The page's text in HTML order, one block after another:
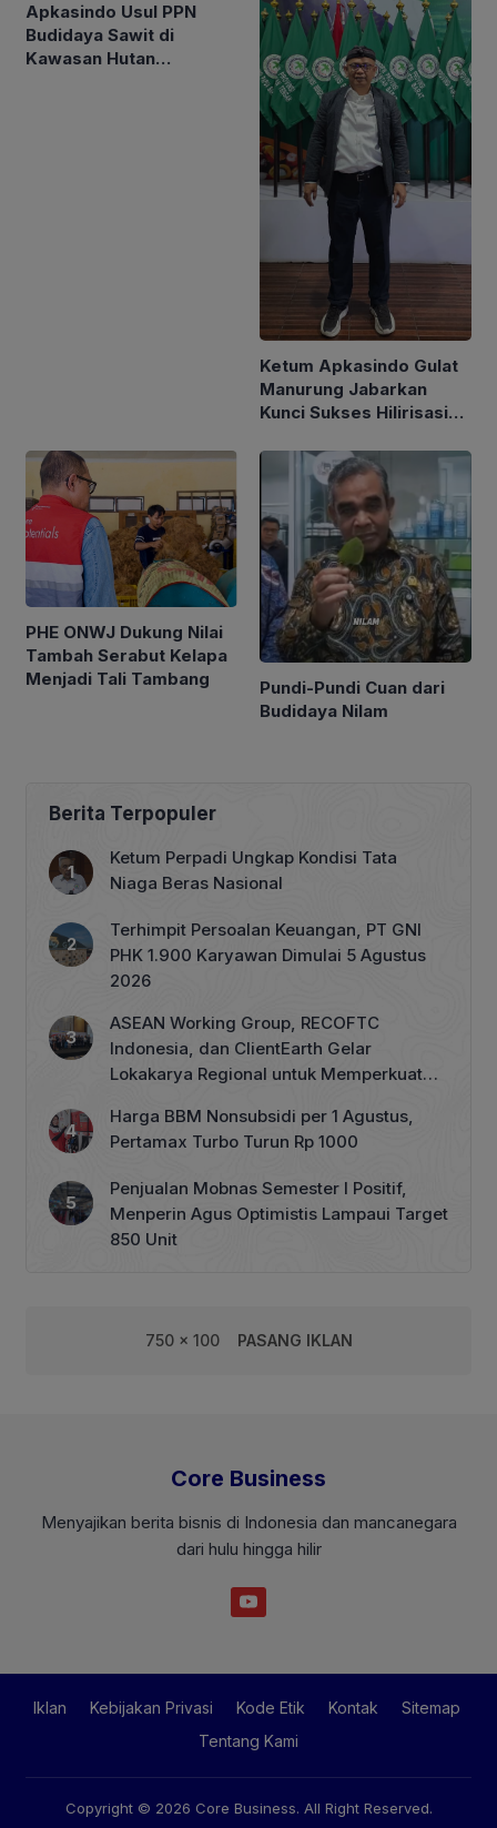
Apkasindo Usul PPN
Budidaya Sawit di
Kawasan Hutan
Ketum Apkasindo Gulat
Manurung Jabarkan
Kunci Sukses Hilirisasi
PHE ONWJ Dukung Nilai
Tambah Serabut Kelapa
Menjadi Tali Tambang
Pundi-Pundi Cuan dari
Budidaya Nilam
Berita Terpopuler
Ketum Perpadi Ungkap Kondisi Tata
Niaga Beras Nasional
Terhimpit Persoalan Keuangan, PT GNI
PHK 1.900 Karyawan Dimulai 5 Agustus
2026
ASEAN Working Group, RECOFTC
Indonesia, dan ClientEarth Gelar
Lokakarya Regional untuk Memperkuat
Harga BBM Nonsubsidi per 1 Agustus,
Pertamax Turbo Turun Rp 1000
Penjualan Mobnas Semester I Positif,
Menperin Agus Optimistis Lampaui Target
850 Unit
750 x 100 PASANG IKLAN
Core Business
Menyajikan berita bisnis di Indonesia dan mancanegara
dari hulu hingga hilir
Iklan Kebijakan Privasi Kode Etik Kontak
Sitemap
Tentang Kami
Copyright © 2026 Core Business. All Right Reserved.